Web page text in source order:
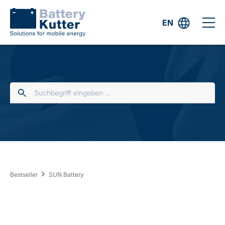
EN
Bestseller SUN Battery